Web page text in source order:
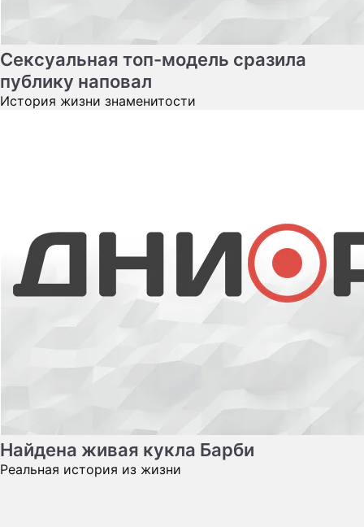
Найдена живая кукла Барби
Реальная история из жизни